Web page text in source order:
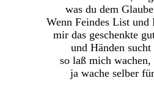
was du dem
Wenn Feindes List und
mir das geschenkte
und Händen
so laß mich wachen,
ja wache selber